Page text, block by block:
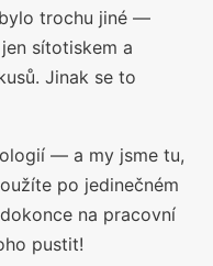
trochu jiné —
sítotiskem a
Jinak se to
— a my jsme tu,
po jedinečném
na pracovní
pustit!